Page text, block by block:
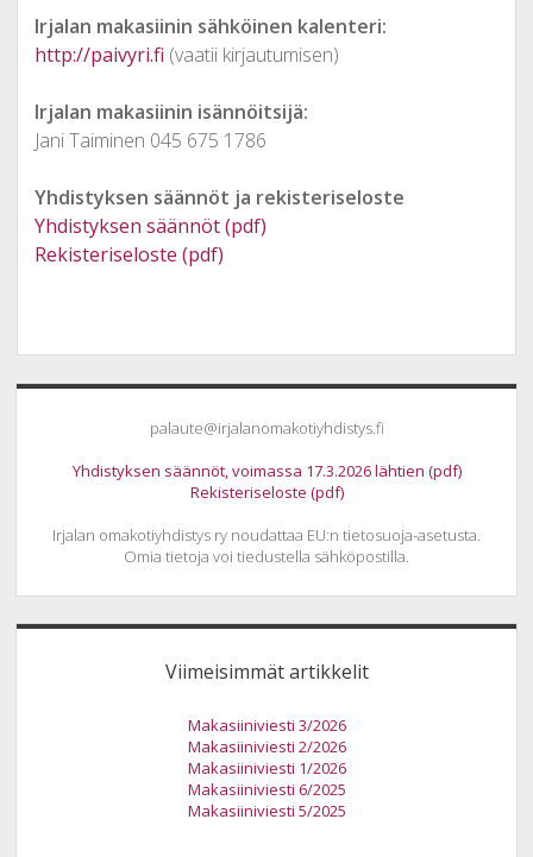
Irjalan makasiinin sähköinen kalenteri:
http://paivyri.fi (vaatii kirjautumisen)
Irjalan makasiinin isännöitsijä:
Jani Taiminen 045 675 1786
Yhdistyksen säännöt ja rekisteriseloste
Yhdistyksen säännöt (pdf)
Rekisteriseloste (pdf)
Sidebar
palaute@irjalanomakotiyhdistys.fi
Yhdistyksen säännöt, voimassa 17.3.2026 lähtien (pdf)
Rekisteriseloste (pdf)
Irjalan omakotiyhdistys ry noudattaa EU:n tietosuoja-asetusta.
Omia tietoja voi tiedustella sähköpostilla.
Viimeisimmät artikkelit
Makasiiniviesti 3/2026
Makasiiniviesti 2/2026
Makasiiniviesti 1/2026
Makasiiniviesti 6/2025
Makasiiniviesti 5/2025